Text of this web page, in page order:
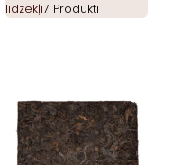
līdzekļi7 Produkti